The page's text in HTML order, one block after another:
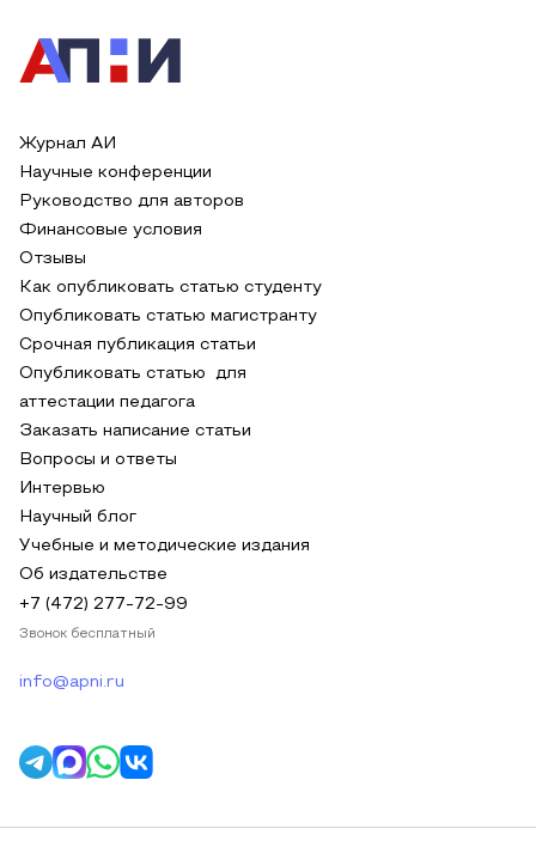
Журнал АИ
Научные конференции
Руководство для авторов
Финансовые условия
Отзывы
Как опубликовать статью студенту
Опубликовать статью магистранту
Срочная публикация статьи
Опубликовать статью для
аттестации педагога
Заказать написание статьи
Вопросы и ответы
Интервью
Научный блог
Учебные и методические издания
Об издательстве
+7 (472) 277-72-99
Звонок бесплатный
info@apni.ru